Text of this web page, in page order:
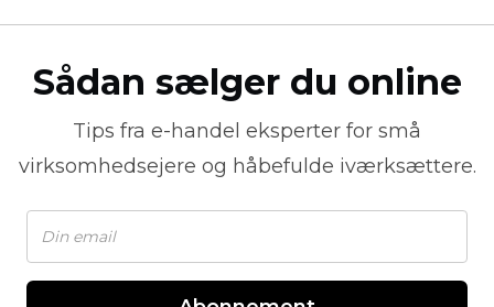
Sådan sælger du online
Tips fra e-handel eksperter for små
virksomhedsejere og håbefulde iværksættere.